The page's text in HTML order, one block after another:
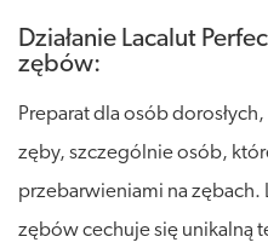
Działanie Lacalut
zębów:
Preparat dla osób
zęby, szczególnie osób,
przebarwieniami na zębach.
zębów cechuje się unikalną